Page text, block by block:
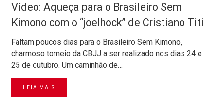
Vídeo: Aqueça para o Brasileiro Sem
Kimono com o “joelhock” de Cristiano Titi
Faltam poucos dias para o Brasileiro Sem Kimono,
charmoso torneio da CBJJ a ser realizado nos dias 24 e
25 de outubro. Um caminhão de…
LEIA MAIS